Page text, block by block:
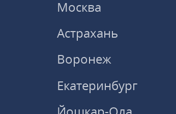
Москва
Астрахань
Воронеж
Екатеринбург